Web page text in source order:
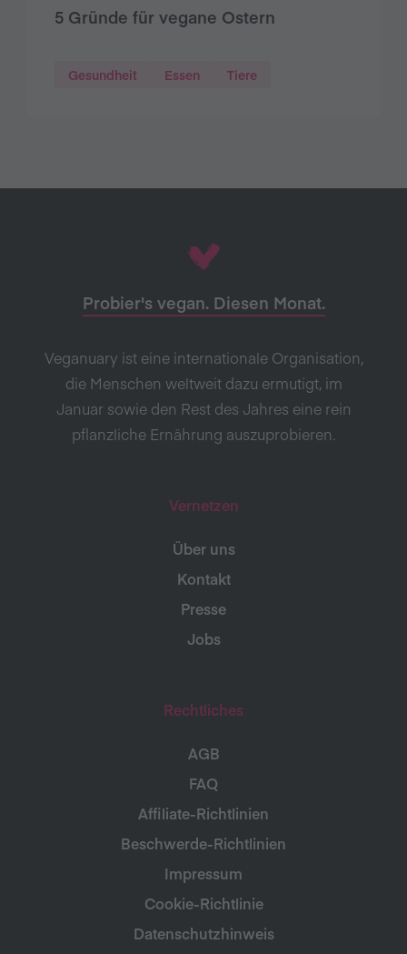
5 Gründe für vegane Ostern
Gesundheit Essen Tiere
Probier's vegan. Diesen Monat.
Veganuary ist eine internationale Organisation,
die Menschen weltweit dazu ermutigt, im
Januar sowie den Rest des Jahres eine rein
pflanzliche Ernährung auszuprobieren.
Vernetzen
Über uns
Kontakt
Presse
Jobs
Rechtliches
AGB
FAQ
Affiliate-Richtlinien
Beschwerde-Richtlinien
Impressum
Cookie-Richtlinie
Datenschutzhinweis